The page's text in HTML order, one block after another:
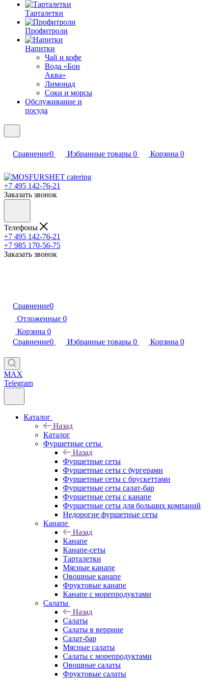
Тарталетки
Профитроли
Напитки
Чай и кофе
Вода «Бон
Аква»
Лимонад
Соки и морсы
Обслуживание и
посуда
Сравнение0 Избранные товары 0 Корзина 0
+7 495 142-76-21
Заказать звонок
Телефоны
+7 495 142-76-21
+7 985 170-56-75
Заказать звонок
Сравнение0
Отложенные 0
Корзина 0
Сравнение0 Избранные товары 0 Корзина 0
MAX
Telegram
Каталог
Назад
Каталог
Фуршетные сеты
Назад
Фуршетные сеты
Фуршетные сеты с бургерами
Фуршетные сеты с брускеттами
Фуршетные сеты салат-бар
Фуршетные сеты с канапе
Фуршетные сеты для больших компаний
Недорогие фуршетные сеты
Канапе
Назад
Канапе
Канапе-сеты
Тарталетки
Мясные канапе
Овощные канапе
Фруктовые канапе
Канапе с морепродуктами
Салаты
Назад
Салаты
Салаты в веррине
Салат-бар
Мясные салаты
Салаты с морепродуктами
Овощные салаты
Фруктовые салаты